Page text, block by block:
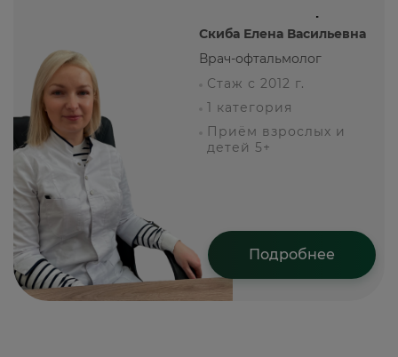
Скиба Елена Васильевна
Врач-офтальмолог
Стаж с 2012 г.
1 категория
Приём взрослых и
детей 5+
Подробнее